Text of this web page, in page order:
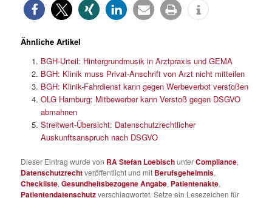
Ähnliche Artikel
BGH-Urteil: Hintergrundmusik in Arztpraxis und GEMA
BGH: Klinik muss Privat-Anschrift von Arzt nicht mitteilen
BGH: Klinik-Fahrdienst kann gegen Werbeverbot verstoßen
OLG Hamburg: Mitbewerber kann Verstoß gegen DSGVO
abmahnen
Streitwert-Übersicht: Datenschutzrechtlicher
Auskunftsanspruch nach DSGVO
Dieser Eintrag wurde von RA Stefan LoebischunterCompliance,
Datenschutzrechtveröffentlicht und mit Berufsgeheimnis,
Checkliste,Gesundheitsbezogene Angabe, Patientenakte,
Patientendatenschutzverschlagwortet. Setze ein Lesezeichen für